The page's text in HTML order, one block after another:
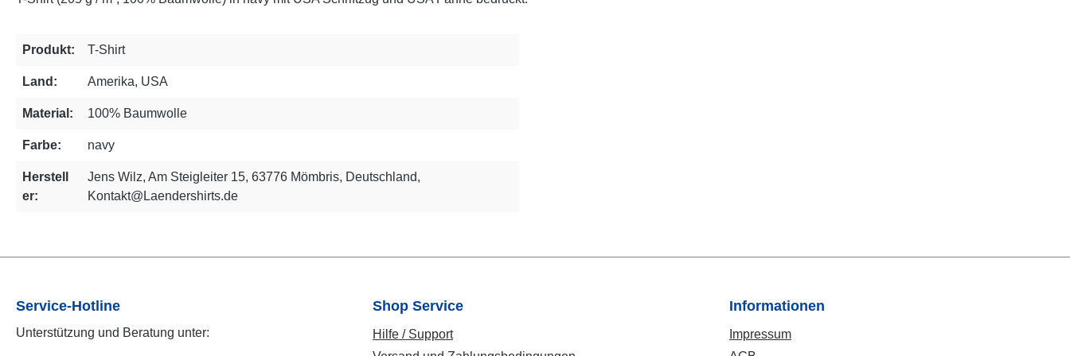
Produkt: T-Shirt
Land: Amerika, USA
Material: 100% Baumwolle
Farbe: navy
Herstell
er:
Jens Wilz, Am Steigleiter 15, 63776 Mömbris, Deutschland,
Kontakt@Laendershirts.de
Service-Hotline
Unterstützung und Beratung unter:
Shop Service
Hilfe / Support
Informationen
Impressum